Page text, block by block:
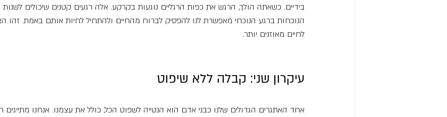
בידיים. כשאתה הולך, הרגש את כפות הרגליים נוגעות בקרקע. אלה רגעים קטנים שיכולים
הנוכחות ברגע הנוכחי מאפשרת לנו להפסיק לברוח מהחיים ולהתחיל לחיות אותם באמת. זהו
לחיים מאוזנים יותר.
עיקרון שני: קבלה ללא שיפוט
אחד האתגרים הגדולים שלנו כבני אדם הוא הנטייה לשפוט הכל, כולל את עצמנו. אנחנו מתייגים